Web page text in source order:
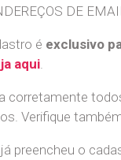
DE
é exclusivo
aqui
corretamente
Verifique
preencheu o